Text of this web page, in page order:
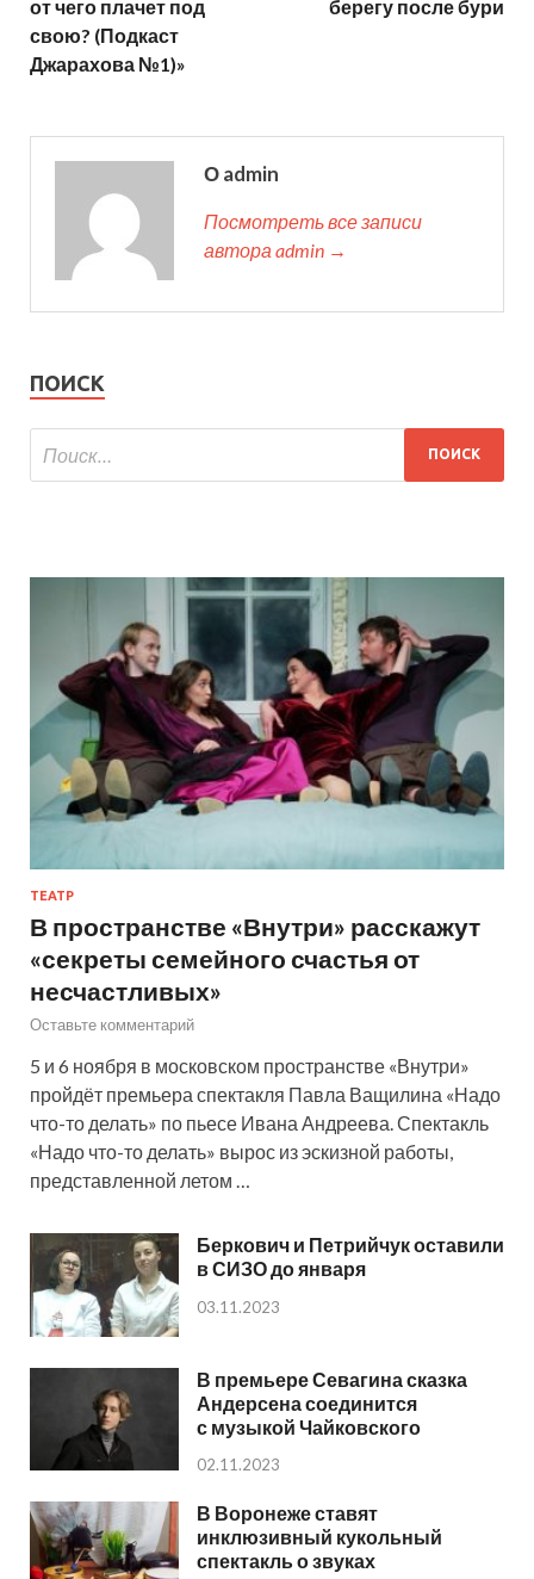
от чего плачет под
свою? (Подкаст
Джарахова №1)»
берегу после бури
О admin
Посмотреть все записи
автора admin →
ПОИСК
ТЕАТР
В пространстве «Внутри» расскажут
«секреты семейного счастья от
несчастливых»
Оставьте комментарий
5 и 6 ноября в московском пространстве «Внутри»
пройдёт премьера спектакля Павла Ващилина «Надо
что-то делать» по пьесе Ивана Андреева. Спектакль
«Надо что-то делать» вырос из эскизной работы,
представленной летом …
Беркович и Петрийчук оставили
в СИЗО до января
03.11.2023
В премьере Севагина сказка
Андерсена соединится
с музыкой Чайковского
02.11.2023
В Воронеже ставят
инклюзивный кукольный
спектакль о звуках